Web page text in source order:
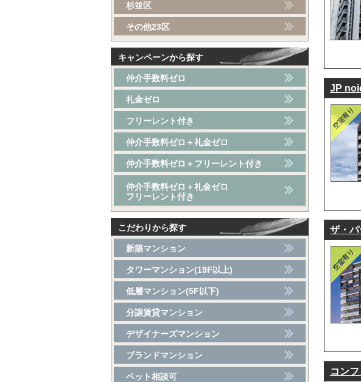
JP
ザ・
コン
杉並区
その他23区
キャンペーンから探す
仲介手数料ゼロ
礼金ゼロ
フリーレント付き
仲介手数料ゼロ＋礼金ゼロ
仲介手数料ゼロ＋フリーレント付き
仲介手数料ゼロ＋礼金ゼロ
フリーレント付き
こだわりから探す
新築マンション
タワーマンション(19F以上)
低層マンション(5F以下)
分譲賃貸マンション
デザイナーズマンション
ブランドマンション
ペット相談可